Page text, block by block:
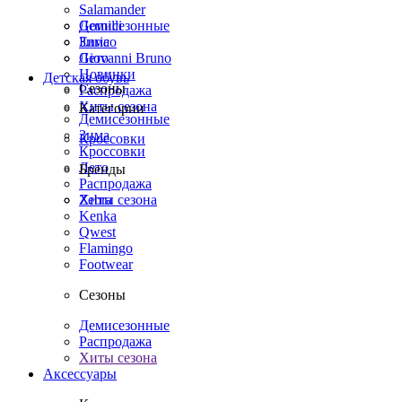
Демисезонные
Зима
Лето
Новинки
Распродажа
Хиты сезона
Salamander
Gomilli
Enrico
Giovanni Bruno
Сезоны
Демисезонные
Зима
Кроссовки
Лето
Распродажа
Хиты сезона
Детская обувь
Категории
Кроссовки
Бренды
Zebra
Kenka
Qwest
Flamingo
Footwear
Сезоны
Демисезонные
Распродажа
Хиты сезона
Аксессуары